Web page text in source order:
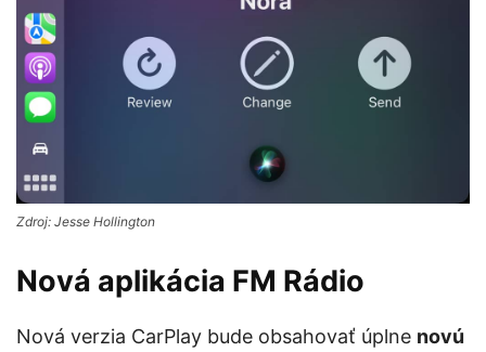
Zdroj: Jesse Hollington
Nová aplikácia FM Rádio
Nová verzia CarPlay bude obsahovať úplne novú